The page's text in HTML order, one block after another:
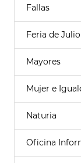
Fallas
Feria de Julio
Mayores
Mujer e
Naturia
Oficina